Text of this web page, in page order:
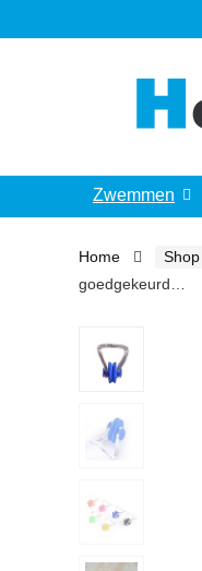
Zwemmen
Home Shop
goedgekeurd…